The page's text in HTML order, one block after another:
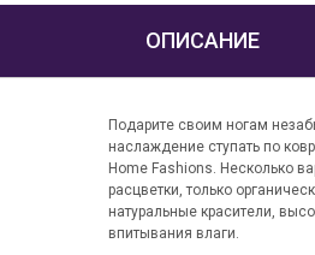
ОПИСАНИЕ
Подарите своим ногам
наслаждение ступать по
Home Fashions. Несколько
расцветки, только
натуральные красители,
впитывания влаги.